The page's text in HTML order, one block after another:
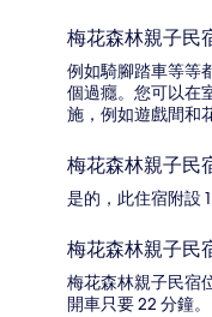
梅花森林親子民
例如騎腳踏車等等
個過癮。您可以在
施，例如遊戲間和
梅花森林親子民
是的，此住宿附設 1
梅花森林親子民
梅花森林親子民宿
開車只要 22 分鐘。